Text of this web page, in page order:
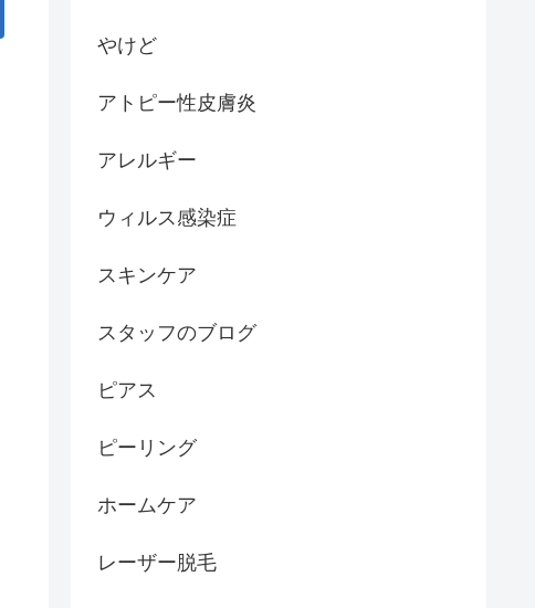
やけど
アトピー性皮膚炎
アレルギー
ウィルス感染症
スキンケア
スタッフのブログ
ピアス
ピーリング
ホームケア
レーザー脱毛